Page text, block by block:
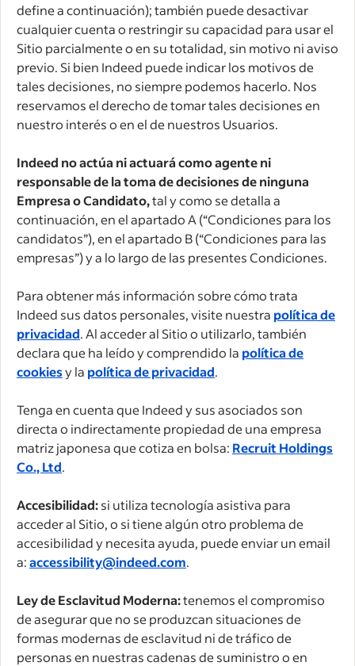
define a continuación); también puede desactivar
cualquier cuenta o restringir su capacidad para usar el
Sitio parcialmente o en su totalidad, sin motivo ni aviso
previo. Si bien Indeed puede indicar los motivos de
tales decisiones, no siempre podemos hacerlo. Nos
reservamos el derecho de tomar tales decisiones en
nuestro interés o en el de nuestros Usuarios.
Indeed no actúa ni actuará como agente ni
responsable de la toma de decisiones de ninguna
Empresa o Candidato,tal y como se detalla a
continuación, en el apartado A (“Condiciones para los
candidatos”), en el apartado B (“Condiciones para las
empresas”) y a lo largo de las presentes Condiciones.
Para obtener más información sobre cómo trata
Indeed sus datos personales, visite nuestra política de
privacidad. Al acceder al Sitio o utilizarlo, también
declara que ha leído y comprendido la política de
cookiesy la política de privacidad.
Tenga en cuenta que Indeed y sus asociados son
directa o indirectamente propiedad de una empresa
matriz japonesa que cotiza en bolsa: Recruit Holdings
Co., Ltd.
Accesibilidad:si utiliza tecnología asistiva para
acceder al Sitio, o si tiene algún otro problema de
accesibilidad y necesita ayuda, puede enviar un email
a:accessibility@indeed.com.
Ley de Esclavitud Moderna:tenemos el compromiso
de asegurar que no se produzcan situaciones de
formas modernas de esclavitud ni de tráfico de
personas en nuestras cadenas de suministro o en